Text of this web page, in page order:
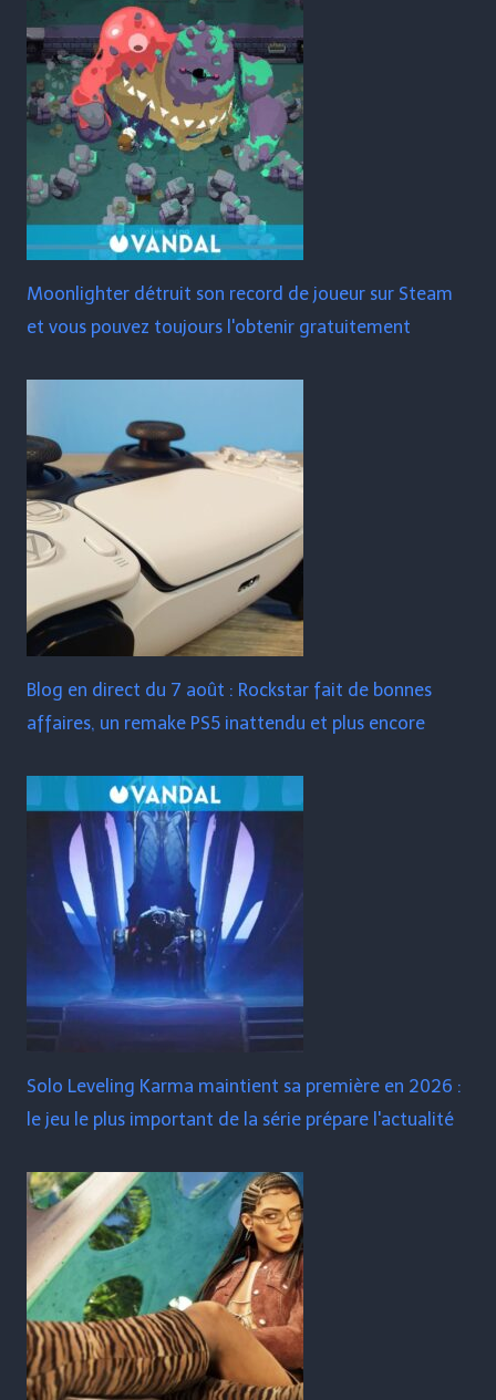
Moonlighter détruit son record de joueur sur Steam
et vous pouvez toujours l'obtenir gratuitement
Blog en direct du 7 août : Rockstar fait de bonnes
affaires, un remake PS5 inattendu et plus encore
Solo Leveling Karma maintient sa première en 2026 :
le jeu le plus important de la série prépare l'actualité